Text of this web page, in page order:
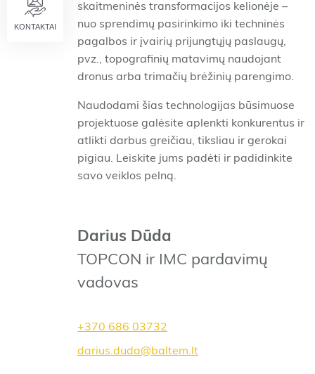
skaitmeninės transformacijos kelionėje –
nuo sprendimų pasirinkimo iki techninės
pagalbos ir įvairių prijungtųjų paslaugų,
pvz., topografinių matavimų naudojant
dronus arba trimačių brėžinių parengimo.
Naudodami šias technologijas būsimuose
projektuose galėsite aplenkti konkurentus ir
atlikti darbus greičiau, tiksliau ir gerokai
pigiau. Leiskite jums padėti ir padidinkite
savo veiklos pelną.
Darius Dūda
TOPCON ir IMC pardavimų
vadovas
+370 686 03732
darius.duda@baltem.lt
KONTAKTAI